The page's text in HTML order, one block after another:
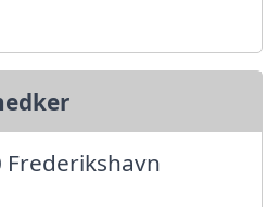
Frederikshavn